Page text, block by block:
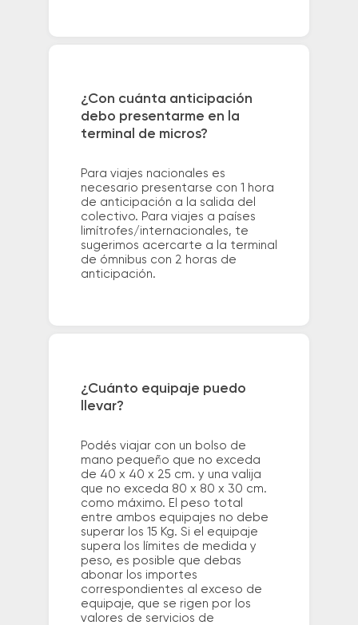
¿Con cuánta anticipación
debo presentarme en la
terminal de micros?
Para viajes nacionales es
necesario presentarse con 1 hora
de anticipación a la salida del
colectivo. Para viajes a países
limítrofes/internacionales, te
sugerimos acercarte a la terminal
de ómnibus con 2 horas de
anticipación.
¿Cuánto equipaje puedo
llevar?
Podés viajar con un bolso de
mano pequeño que no exceda
de 40 x 40 x 25 cm. y una valija
que no exceda 80 x 80 x 30 cm.
como máximo. El peso total
entre ambos equipajes no debe
superar los 15 Kg. Si el equipaje
supera los límites de medida y
peso, es posible que debas
abonar los importes
correspondientes al exceso de
equipaje, que se rigen por los
valores de servicios de